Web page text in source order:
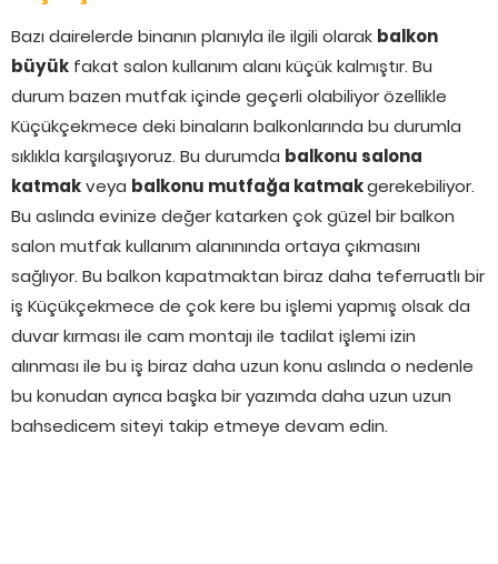
Bazı dairelerde binanın planıyla ile ilgili olarak balkon
büyük fakat salon kullanım alanı küçük kalmıştır. Bu
durum bazen mutfak içinde geçerli olabiliyor özellikle
Küçükçekmece deki binaların balkonlarında bu durumla
sıklıkla karşılaşıyoruz. Bu durumda balkonu salona
katmakveya balkonu mutfağa katmakgerekebiliyor.
Bu aslında evinize değer katarken çok güzel bir balkon
salon mutfak kullanım alanınında ortaya çıkmasını
sağlıyor. Bu balkon kapatmaktan biraz daha teferruatlı bir
iş Küçükçekmece de çok kere bu işlemi yapmış olsak da
duvar kırması ile cam montajı ile tadilat işlemi izin
alınması ile bu iş biraz daha uzun konu aslında o nedenle
bu konudan ayrıca başka bir yazımda daha uzun uzun
bahsedicem siteyi takip etmeye devam edin.